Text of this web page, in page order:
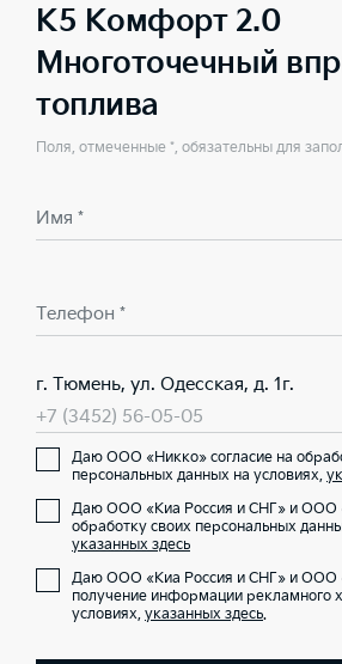
K5 Комфорт 2.0
Многоточечный
топлива
Поля, отмеченные *, обязательны для
Имя *
Телефон *
г. Тюмень, ул. Одесская, д. 1г.
+7 (3452) 56-05-05
Даю ООО «Никко» согласие на
персональных данных на условиях,
Даю ООО «Киа Россия и СНГ» и ООО
обработку своих персональных
указанных здесь
Даю ООО «Киа Россия и СНГ» и ООО
получение информации рекламного
условиях, указанных здесь.